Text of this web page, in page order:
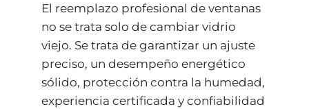
El reemplazo profesional de ventanas
no se trata solo de cambiar vidrio
viejo. Se trata de garantizar un ajuste
preciso, un desempeño energético
sólido, protección contra la humedad,
experiencia certificada y confiabilidad